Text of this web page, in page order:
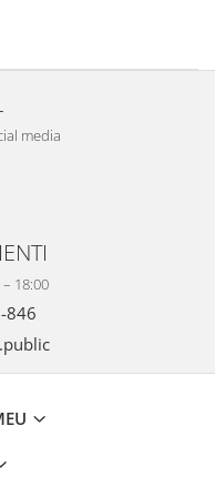
media
18:00
846